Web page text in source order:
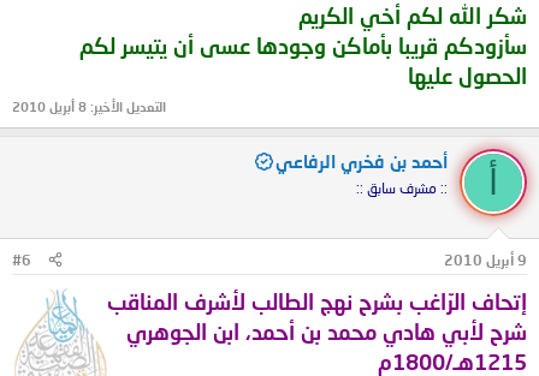
شكر الله لكم أخي الكريم
سأزودكم قريبا بأماكن وجودها عسى أن يتيسر لكم
الحصول عليها
التعديل الأخير: 8 أبريل 2010
أحمد بن فخري الرفاعي
:: مشرف سابق ::
9 أبريل 2010 #6
إتحاف الرّاغب بشرح نهج الطالب لأشرف المناقب
شرح لأبي هادي محمد بن أحمد، ابن الجوهري
1215هـ/1800م